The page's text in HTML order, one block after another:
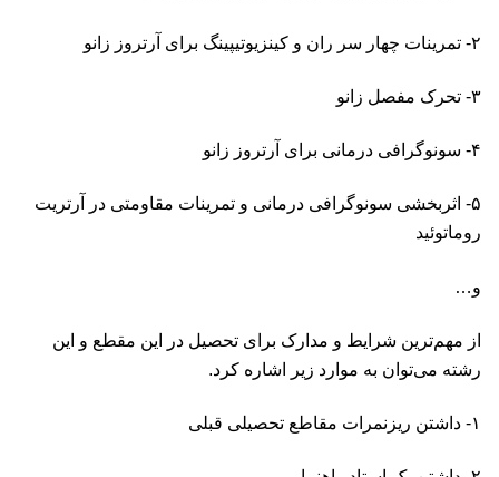
۲- تمرینات چهار سر ران و کینزیوتیپینگ برای آرتروز زانو
۳- تحرک مفصل زانو
۴- سونوگرافی درمانی برای آرتروز زانو
۵- اثربخشی سونوگرافی درمانی و تمرینات مقاومتی در آرتریت
روماتوئید
و…
از مهم‌ترین شرایط و مدارک برای تحصیل در این مقطع و این
رشته می‌توان به موارد زیر اشاره کرد.
۱- داشتن ریزنمرات مقاطع تحصیلی قبلی